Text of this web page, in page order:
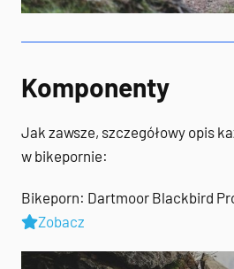
Komponenty
Jak zawsze, szczegółowy opis
w bikepornie:
Bikeporn: Dartmoor Blackbird
Zobacz